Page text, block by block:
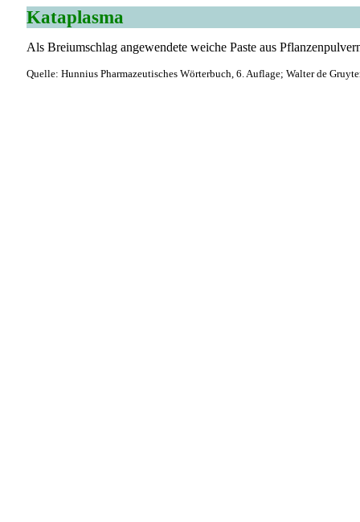
Kataplasma
Als Breiumschlag angewendete weiche Paste aus
Quelle: Hunnius Pharmazeutisches Wörterbuch, 6. Auflage; Walter de